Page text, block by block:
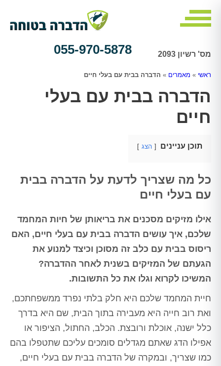
מס' רשיון 2093 055-970-5878
ראשי » מאמרים » הדברה בבית עם בעלי חיים
הדברה בבית עם בעלי
חיים
תוכן עניינים הצג
כל מה שצריך לדעת על הדברה בבית
עם בעלי חיים
אילו מזיקים מסכנים את בריאותן של חיות המחמד
שלכם, איך עושים הדברה בבית עם בעלי חיים, האם
ריסוס בבית עם כלב זה מסוכן וכיצד למנוע את
הגעתם של המזיקים בשנית לאחר ההדברה?
המשיכו לקרוא וגלו את כל התשובות.
חיית המחמד שלכם היא חלק בלתי נפרד ממשפחתכם,
ואת רוב חייה היא מעבירה בתוך הבית, שם היא בדרך
כלל ישנה, אוכלת ורובצת. הכלב, החתול, הציפור או
אפילו הדג שאתם מגדלים סומכים עליכם שתטפלו בהם
כמו שצריך, ובמקרה של הדברה בבית עם בעלי חיים,